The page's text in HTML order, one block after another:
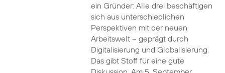
ein Gründer: Alle drei beschäftigen
sich aus unterschiedlichen
Perspektiven mit der neuen
Arbeitswelt – geprägt durch
Digitalisierung und Globalisierung.
Das gibt Stoff für eine gute